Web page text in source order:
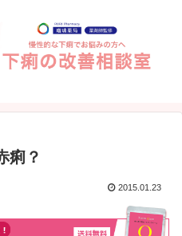
痢？
2015.01.23